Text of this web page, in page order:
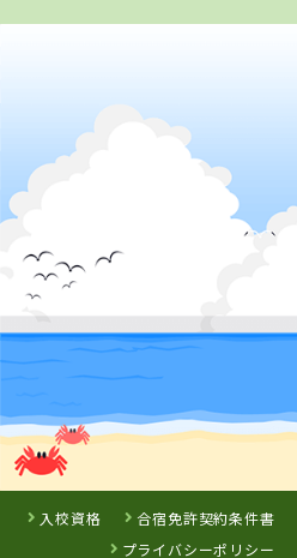
詳 細
3位
イナバ自動車学校
入校資格 合宿免許契約条件書
プライバシーポリシー